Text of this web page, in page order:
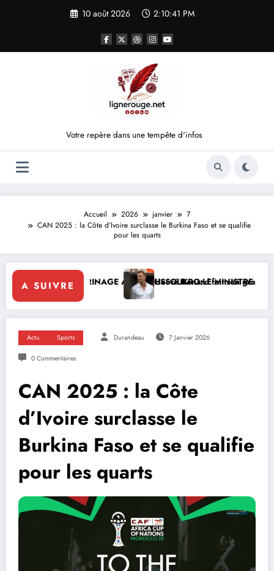
10 août 2026 2:10:42 PM
Votre repère dans une tempête d'infos
Accueil 2026 janvier
7
CAN 2025 : la Côte d’Ivoire surclasse le Burkina Faso et se qualifie
pour les quarts
A SUIVRE
À YAMOUSSOUKRO:LE MINISTRE PAULIN CLAUDE DANHO
Hervé Renard fait son grand retour à la tête des
Actu Sports Durandeau 7 Janvier 2026
0 Commentaires
CAN 2025 : la Côte
d’Ivoire surclasse le
Burkina Faso et se qualifie
pour les quarts